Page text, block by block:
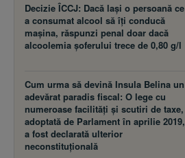
Decizie ÎCCJ: Dacă laşi o persoană ce
a consumat alcool să îţi conducă
maşina, răspunzi penal doar dacă
alcoolemia şoferului trece de 0,80 g/l
Cum urma să devină Insula Belina un
adevărat paradis fiscal: O lege cu
numeroase facilităţi şi scutiri de taxe,
adoptată de Parlament în aprilie 2019,
a fost declarată ulterior
neconstituţională